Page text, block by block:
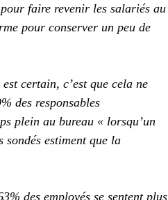
faire revenir les salariés au
pour conserver un peu de
certain, c’est que cela ne
des responsables
plein au bureau « lorsqu’un
estiment que la
des employés se sentent plus